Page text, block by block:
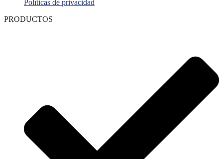
Políticas de privacidad
PRODUCTOS